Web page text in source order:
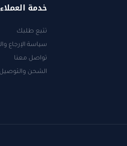
خدمة العملاء
تتبع طلبك
سياسة الإرجاع
تواصل معنا
الشحن والتوصيل